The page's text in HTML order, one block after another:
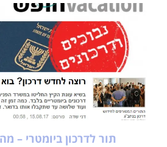
תור לדרכון ביומטרי –